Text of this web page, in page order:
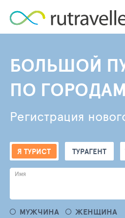
БОЛЬШОЙ
ПО
Регистрация
Я ТУРИСТ ТУРАГЕНТ
Имя
МУЖЧИНА ЖЕНЩИНА